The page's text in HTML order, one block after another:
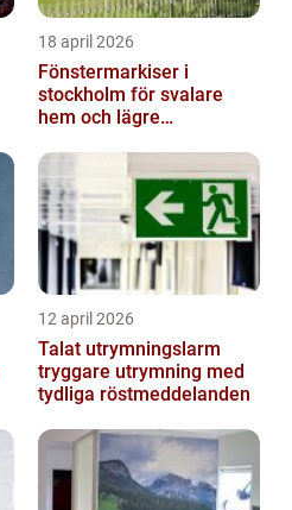
18 april 2026
Fönstermarkiser i
stockholm för svalare
hem och lägre
12 april 2026
Talat utrymningslarm
tryggare utrymning med
tydliga röstmeddelanden